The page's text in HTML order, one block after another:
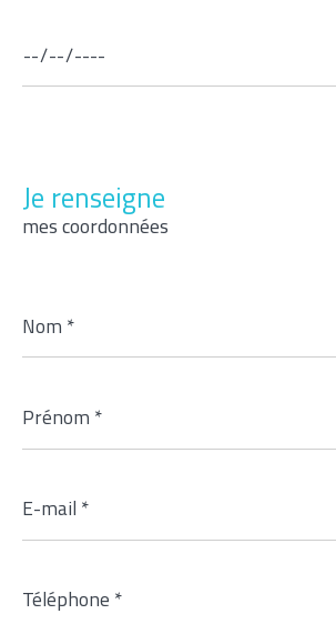
de
disponibilité
Je renseigne
mes coordonnées
*
*
mail
*
*